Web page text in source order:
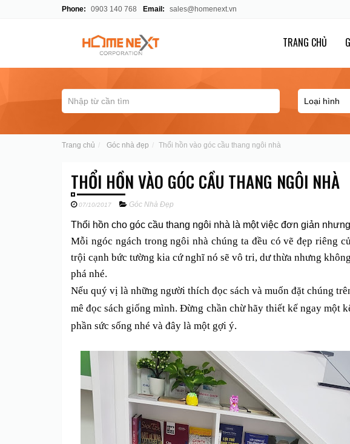
Phone: 0903 140 768 Email: sales@homenext.vn
TRANG CHỦ
Trang chủ Góc nhà đẹp Thổi hồn vào góc cầu thang ngôi nhà
THỔI HỒN VÀO GÓC CẦU THANG NGÔI NHÀ
07/10/2017 Góc Nhà Đẹp
Thổi hồn cho góc cầu thang ngôi nhà là một việc đơn giản
Mỗi ngóc ngách trong ngôi nhà chúng ta đều có vẽ đẹp riêng
trội cạnh bức tường kia cứ nghĩ nó sẽ vô tri, dư thừa nhưng
phá nhé.
Nếu quý vị là những người thích đọc sách và muốn đặt chúng
mê đọc sách giốngmình. Đừng chần chừ hãy thiết kế ngay một
phần sức sống nhé và đây là một gợi ý.